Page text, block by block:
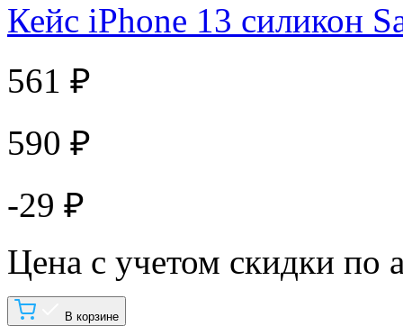
Кейс iPhone 13 силикон
561 ₽
590 ₽
-29 ₽
Цена с учетом скидки по
В корзине